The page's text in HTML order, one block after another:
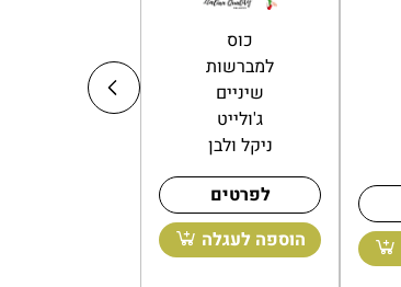
לסבון
נוזלי
לאמבטיה
דגם CITY
לבן
לפרטים
הוספה לעגלה